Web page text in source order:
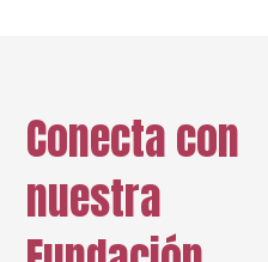
Conecta con
nuestra